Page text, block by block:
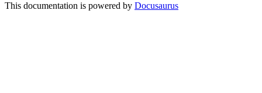
This documentation is powered by Docusaurus